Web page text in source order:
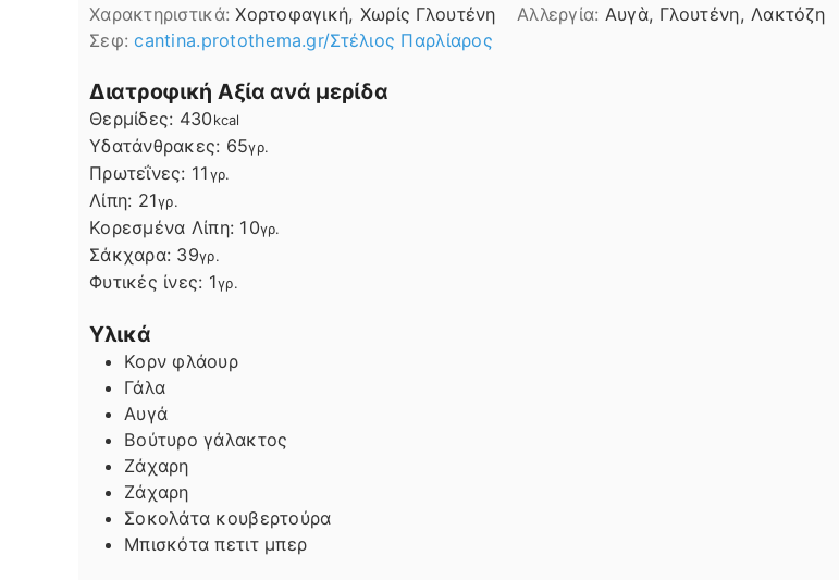
Χαρακτηριστικά:Χορτοφαγική, Χωρίς Γλουτένη Αλλεργία: Αυγὰ, Γλουτένη, Λακτόζη
Σεφ:cantina.protothema.gr/Στέλιος Παρλίαρος
Διατροφική Αξία ανά μερίδα
Θερμίδες: 430kcal
Υδατάνθρακες: 65γρ.
Πρωτεΐνες: 11γρ.
Λίπη
Λίπη: 21γρ.
Κορεσμένα Λίπη: 10γρ.
Σάκχαρα: 39γρ.
Φυτικές ίνες: 1γρ.
Υλικά
Κορν φλάουρ
Γάλα
Αυγά
Βούτυρο γάλακτος
Ζάχαρη
Ζάχαρη
Σοκολάτα κουβερτούρα
Μπισκότα πετιτ μπερ